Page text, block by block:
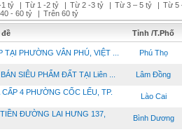
tỷ | Từ 1 -2 tỷ | Từ 2 -3 tỷ | Từ 3 – 5 tỷ | Từ 5
- 60 tỷ | Trên 60 tỷ
Tỉnh /T.Phố
PHƯỜNG VÂN PHÚ, VIỆT ... Phú Thọ
SIÊU PHẨM ĐẤT TẠI Liên ... Lâm Đồng
4 PHƯỜNG CỐC LẾU, TP.
Lào Cai
ĐƯỜNG LAI HƯNG 137,
Bình Dương